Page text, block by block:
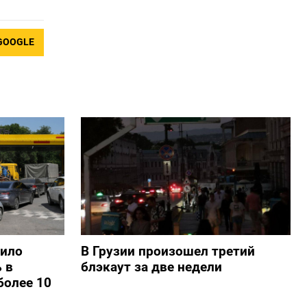
в
10
В Грузии произошел третий
блэкаут за две недели